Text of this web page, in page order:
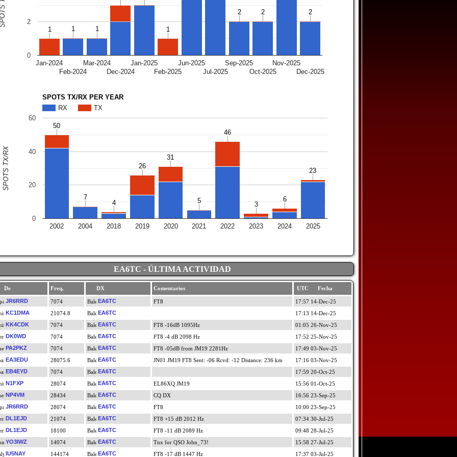
Jan-2024
Feb-2024
Mar-2024
Dec-2024
Jan-2025
Feb-2025
Jun-2025
Jul-2025
Sep-2025
Oct-2025
Nov-2025
Dec-2025
0
2
1
1 1
1 1
1 1
1
2
2 2
2 2
2
SPOTS TX/RX PER YEAR
RX
TX
2002 2004 2018 2019 2020 2021 2022 2023 2024 2025
0
20
40
60
50
50
7
7
4
4
26
26
31
31
5
5
46
46
3
3
6
6
23
23
SPOTS TX/RX
EA6TC - ÚLTIMA ACTIVIDAD
Freq. DX Comentarios UTC Fecha
JR6RRD 7074 EA6TC FT8
17:57 14-Dec-25
KC1DMA
21074.8 EA6TC
17:13 14-Dec-25
KK4CDK
7074 EA6TC FT8 -16dB 1095Hz
01:05 26-Nov-25
DK0WD
7074 EA6TC FT8 -4 dB 2098 Hz
17:52 25-Nov-25
PA2PKZ
7074 EA6TC FT8 -05dB from JM19 2281Hz
17:49 03-Nov-25
EA3EDU
28075.6 EA6TC JN01 JM19 FT8 Sent: -06 Rcvd: -12 Distance: 236 km
17:16 03-Nov-25
EB4EYD
7074 EA6TC
17:59 20-Oct-25
N1FXP
28074 EA6TC EL86XQ JM19
15:56 01-Oct-25
NP4VM
28434 EA6TC CQ DX
16:56 23-Sep-25
JR6RRD
28074 EA6TC FT8
10:00 23-Sep-25
DL1EJD
21074 EA6TC FT8 +15 dB 2012 Hz
07:34 30-Jul-25
DL1EJD
18100 EA6TC FT8 -11 dB 2089 Hz
09:48 28-Jul-25
YO3IWZ
14074 EA6TC Tnx for QSO John_73!
15:58 27-Jul-25
IU5NAY
144174 EA6TC FT8 -17 dB 1447 Hz 17:37 03-Jul-25